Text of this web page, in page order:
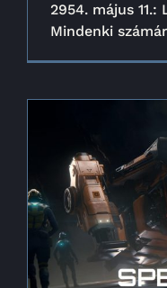
2954. május 11.:
Mindenki